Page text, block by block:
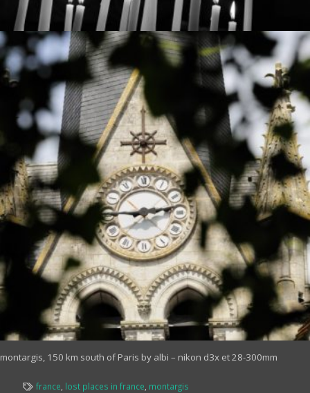
montargis, 150 km south of Paris by albi – nikon d3x et 28-300mm
france, lost places in france, montargis